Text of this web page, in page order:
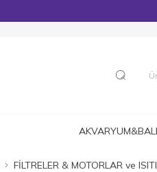
FİLTRELER & MOTORLAR ve